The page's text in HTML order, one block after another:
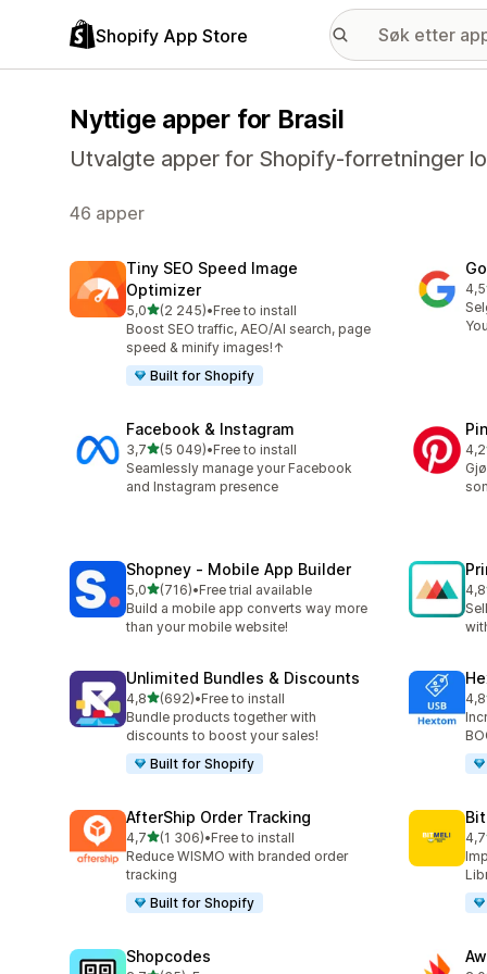
Shopify App Store
Nyttige apper for Brasil
Utvalgte apper for Shopify-forretninger
46 apper
Tiny SEO Speed Image
Optimizer
5,0av 5 stjerner
(2 245)
Totalt 2245 omtaler
•Free to install
Boost SEO traffic, AEO/AI search, page
speed & minify images!↑
Built for Shopify
4,5
Facebook & Instagram
3,7av 5 stjerner
(5 049)
Totalt 5049 omtaler
•Free to install
Seamlessly manage your Facebook
and Instagram presence
4,2
Shopney ‑ Mobile App Builder
5,0av 5 stjerner
(716)
Totalt 716 omtaler
•Free trial available
Build a mobile app converts way more
than your mobile website!
4,8
Unlimited Bundles & Discounts
4,8av 5 stjerner
(692)
Totalt 692 omtaler
•Free to install
Bundle products together with
discounts to boost your sales!
Built for Shopify
4,8
AfterShip Order Tracking
4,7av 5 stjerner
(1 306)
Totalt 1306 omtaler
•Free to install
Reduce WISMO with branded order
tracking
Built for Shopify
4,7
Shopcodes